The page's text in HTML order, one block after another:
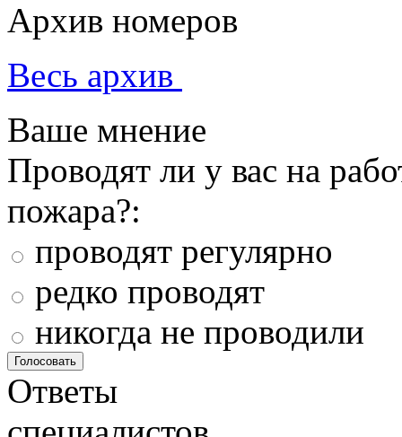
Архив номеров
Весь архив
Ваше мнение
Проводят ли у вас на
пожара?:
проводят регулярно
редко проводят
никогда не проводили
Ответы